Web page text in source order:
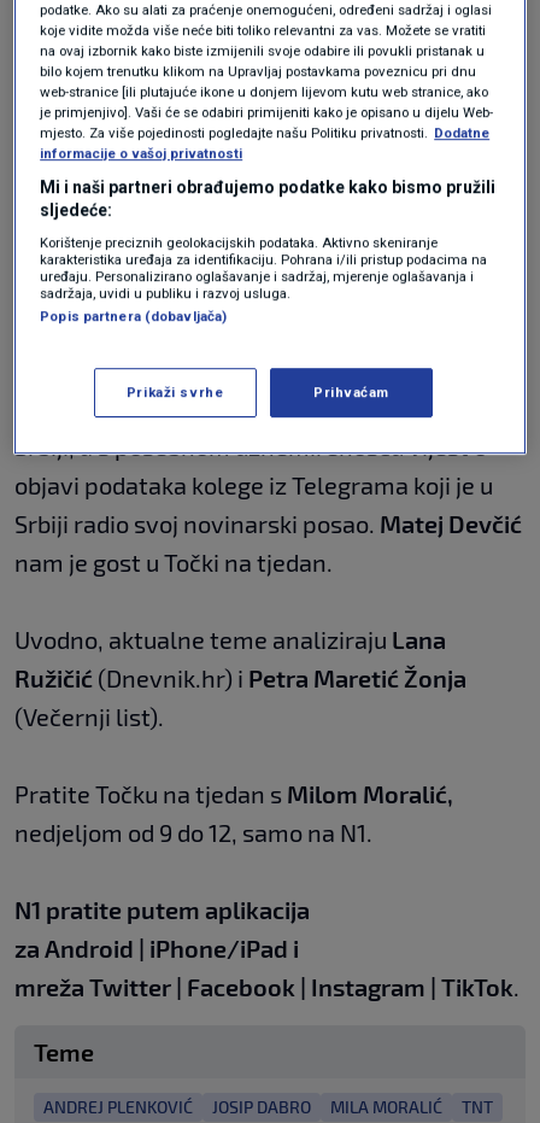
U ponedjeljak američki predsjednikDonald
Trumppreuzima dužnost, a svijet čeka prve
poteze i novi poredak stvari. Ovu temu
analiziramo s dugogodišnjom
vanjskopolitičkom urednicom
ali i bivšim veleposlanikom SAD-a u Hrvatskoj,
Peterom Galbraithoms kojim smo razgovarali
tijekom boravka u Zagrebu ovaj tjedan.
S posebnom pozornošću pratimo prosvjede u
Srbiji, a s posebnom uznemirenošću vijest o
objavi podataka kolege iz Telegrama koji je u
Srbiji radio svoj novinarski posao. Matej Devčić
nam je gost u Točki na tjedan.
Uvodno, aktualne teme analiziraju Lana
Ružičić (Dnevnik.hr) i Petra Maretić Žonja
(Večernji list).
Pratite Točku na tjedan s Milom Moralić,
nedjeljom od 9 do 12, samo na N1.
N1 pratite putem aplikacija
za Android | iPhone/iPad i
mreža Twitter | Facebook | Instagram | TikTok.
Teme
ANDREJ PLENKOVIĆ JOSIP DABRO MILA MORALIĆ TNT
podatke. Ako su alati za praćenje onemogućeni, određeni sadržaj i oglasi
koje vidite možda više neće biti toliko relevantni za vas. Možete se vratiti
na ovaj izbornik kako biste izmijenili svoje odabire ili povukli pristanak u
bilo kojem trenutku klikom na Upravljaj postavkama poveznicu pri dnu
web-stranice [ili plutajuće ikone u donjem lijevom kutu web stranice, ako
je primjenjivo]. Vaši će se odabiri primijeniti kako je opisano u dijelu Web-
mjesto. Za više pojedinosti pogledajte našu Politiku privatnosti. Dodatne
informacije o vašoj privatnosti
Mi i naši partneri obrađujemo podatke kako bismo pružili
sljedeće:
Korištenje preciznih geolokacijskih podataka. Aktivno skeniranje
karakteristika uređaja za identifikaciju. Pohrana i/ili pristup podacima na
uređaju. Personalizirano oglašavanje i sadržaj, mjerenje oglašavanja i
sadržaja, uvidi u publiku i razvoj usluga.
Popis partnera (dobavljača)
Prikaži svrhe Prihvaćam